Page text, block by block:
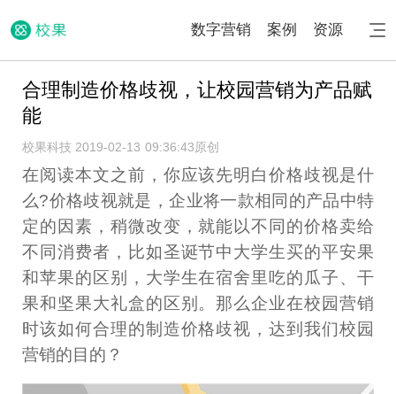
数字营销 案例 资源
合理制造价格歧视，让校园营销为产品赋
能
校果科技 2019-02-13 09:36:43原创
在阅读本文之前，你应该先明白价格歧视是什
么?价格歧视就是，企业将一款相同的产品中特
定的因素，稍微改变，就能以不同的价格卖给
不同消费者，比如圣诞节中大学生买的平安果
和苹果的区别，大学生在宿舍里吃的瓜子、干
果和坚果大礼盒的区别。那么企业在校园营销
时该如何合理的制造价格歧视，达到我们校园
营销的目的？